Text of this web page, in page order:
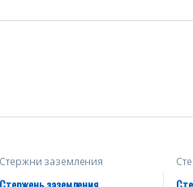
Стержни заземления
омедненные